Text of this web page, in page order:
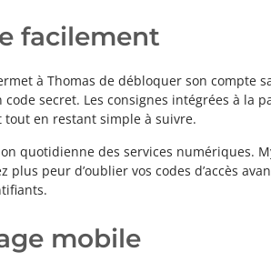
facilement
à Thomas de débloquer son compte
secret. Les consignes intégrées à la
en restant simple à suivre.
quotidienne des services numériques.
peur d’oublier vos codes d’accès
mobile